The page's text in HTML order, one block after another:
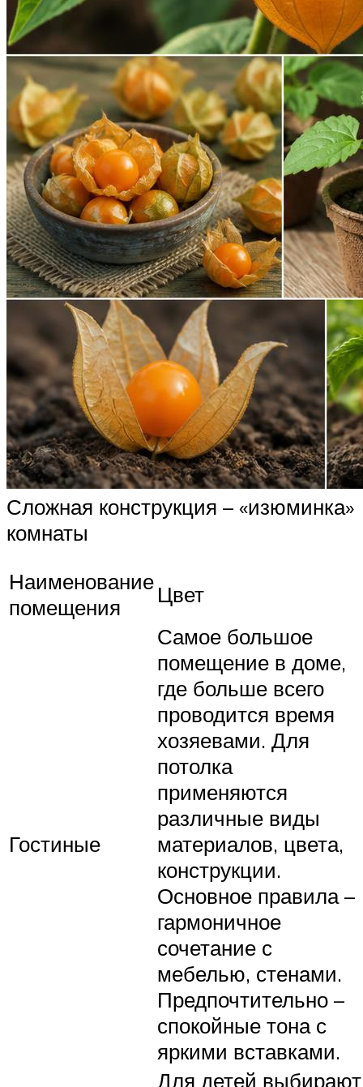
Сложная конструкция – «изюминка»
комнаты
Наименование
помещения
Цвет
Гостиные
Самое большое
помещение в доме,
где больше всего
проводится время
хозяевами. Для
потолка
применяются
различные виды
материалов, цвета,
конструкции.
Основное правила –
гармоничное
сочетание с
мебелью, стенами.
Предпочтительно –
спокойные тона с
яркими вставками.
Для детей выбирают